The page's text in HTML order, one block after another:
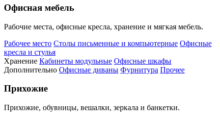
Офисная мебель
Рабочие места, офисные кресла, хранение и мягкая мебель.
Рабочее место Столы письменные и компьютерные Офисные
кресла и стулья
Хранение Кабинеты модульные Офисные шкафы
Дополнительно Офисные диваны Фурнитура Прочее
Прихожие
Прихожие, обувницы, вешалки, зеркала и банкетки.